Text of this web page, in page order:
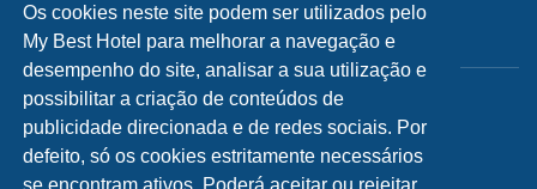
Os cookies neste site podem ser utilizados pelo
My Best Hotel para melhorar a navegação e
desempenho do site, analisar a sua utilização e
possibilitar a criação de conteúdos de
publicidade direcionada e de redes sociais. Por
defeito, só os cookies estritamente necessários
se encontram ativos. Poderá aceitar ou rejeitar
Campismo
Atividades
Restaurantes
A Visitar
REDES SOCIAIS